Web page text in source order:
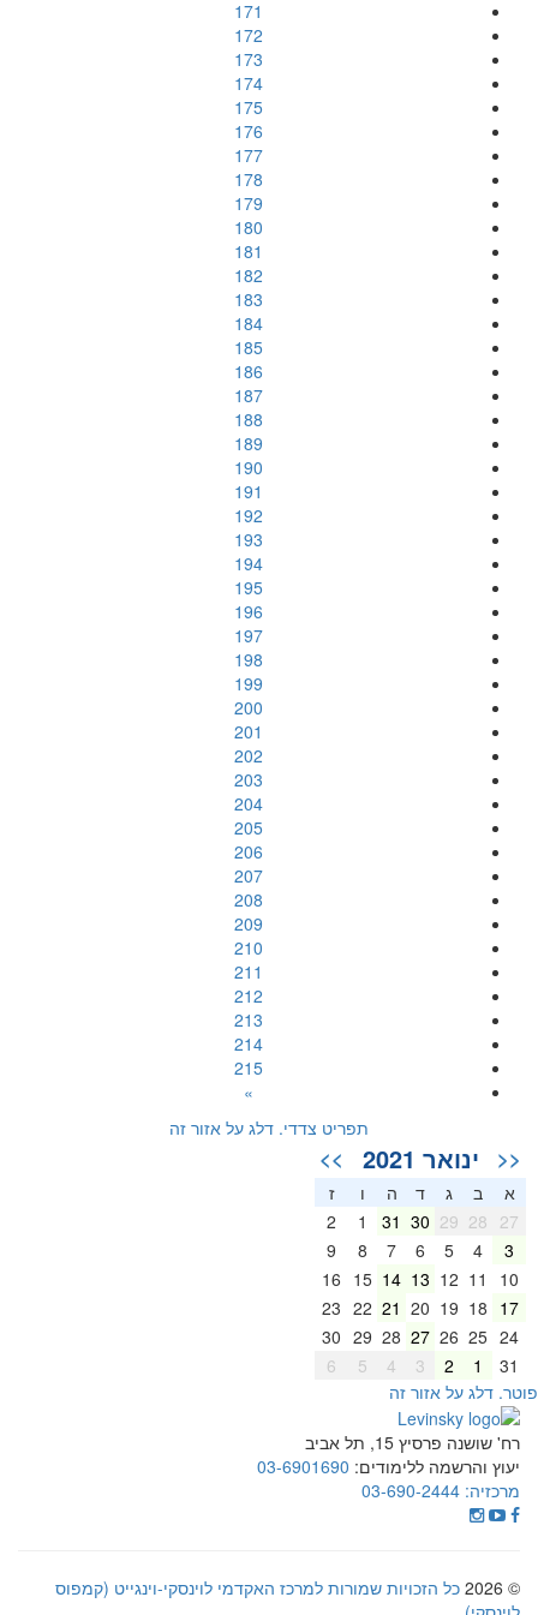
171
172
173
174
175
176
177
178
179
180
181
182
183
184
185
186
187
188
189
190
191
192
193
194
195
196
197
198
199
200
201
202
203
204
205
206
207
208
209
210
211
212
213
214
215
»
תפריט צדדי. דלג על אזור זה
<< ינואר 2021 >>
א ב ג ד ה
ז
27
28
29
30
31
2
3
4
5
6
7
8
9
10
11
12
13
14
15
16
17
18
19
20
21
22
23
24
25
26
27
28
29
30
31
2
3
4
5
6
דלג על אזור זה
רח' שושנה פרסיץ 15, תל אביב
יעוץ והרשמה ללימודים: 03-6901690
מרכזיה: 03-690-2444
© 2026
כל הזכויות שמורות למרכז האקדמי לוינסקי-וינגייט (קמפוס